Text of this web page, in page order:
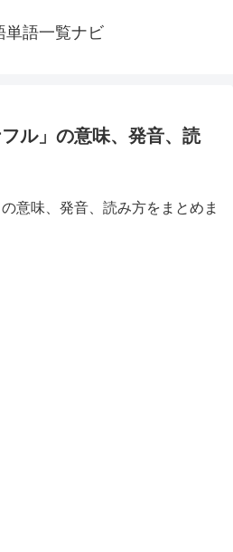
単語一覧ナビ
ル」の意味、発音、読
意味、発音、読み方をまとめま